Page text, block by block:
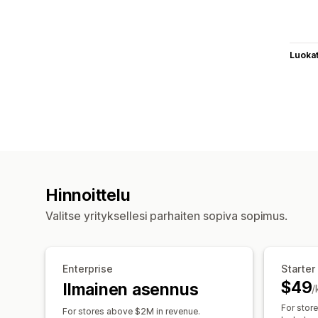
Luokat
Hinnoittelu
Valitse yrityksellesi parhaiten sopiva sopimus.
Enterprise
Ilmainen asennus
For stores above $2M in revenue.
Starter
$49/
For